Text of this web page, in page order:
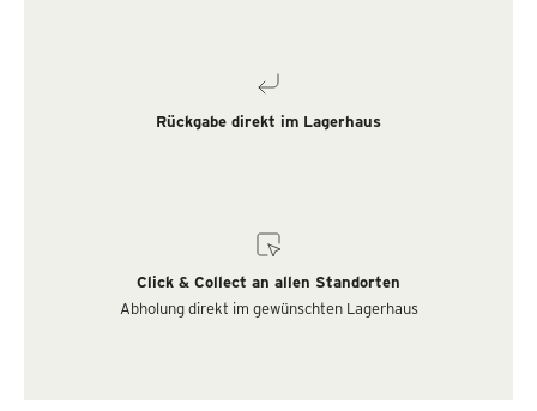
Rückgabe direkt im Lagerhaus
Click & Collect an allen Standorten
Abholung direkt im gewünschten Lagerhaus